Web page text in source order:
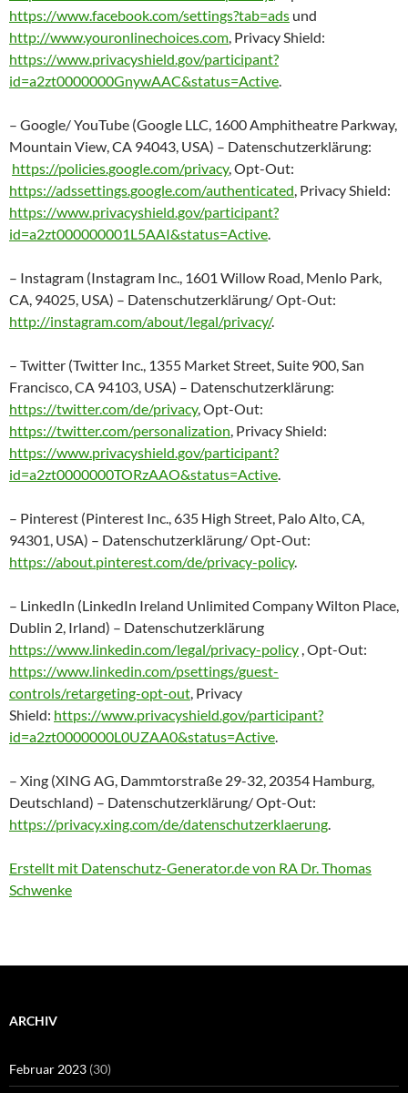
https://www.facebook.com/settings?tab=ads und
http://www.youronlinechoices.com, Privacy Shield:
https://www.privacyshield.gov/participant?
id=a2zt0000000GnywAAC&status=Active.
– Google/ YouTube (Google LLC, 1600 Amphitheatre Parkway,
Mountain View, CA 94043, USA) – Datenschutzerklärung:
https://policies.google.com/privacy, Opt-Out:
https://adssettings.google.com/authenticated, Privacy Shield:
https://www.privacyshield.gov/participant?
id=a2zt000000001L5AAI&status=Active.
– Instagram (Instagram Inc., 1601 Willow Road, Menlo Park,
CA, 94025, USA) – Datenschutzerklärung/ Opt-Out:
http://instagram.com/about/legal/privacy/.
– Twitter (Twitter Inc., 1355 Market Street, Suite 900, San
Francisco, CA 94103, USA) – Datenschutzerklärung:
https://twitter.com/de/privacy, Opt-Out:
https://twitter.com/personalization, Privacy Shield:
https://www.privacyshield.gov/participant?
id=a2zt0000000TORzAAO&status=Active.
– Pinterest (Pinterest Inc., 635 High Street, Palo Alto, CA,
94301, USA) – Datenschutzerklärung/ Opt-Out:
https://about.pinterest.com/de/privacy-policy.
– LinkedIn (LinkedIn Ireland Unlimited Company Wilton Place,
Dublin 2, Irland) – Datenschutzerklärung
https://www.linkedin.com/legal/privacy-policy , Opt-Out:
https://www.linkedin.com/psettings/guest-
controls/retargeting-opt-out, Privacy
Shield: https://www.privacyshield.gov/participant?
id=a2zt0000000L0UZAA0&status=Active.
– Xing (XING AG, Dammtorstraße 29-32, 20354 Hamburg,
Deutschland) – Datenschutzerklärung/ Opt-Out:
https://privacy.xing.com/de/datenschutzerklaerung.
Erstellt mit Datenschutz-Generator.de von RA Dr. Thomas
Schwenke
ARCHIV
Februar 2023 (30)